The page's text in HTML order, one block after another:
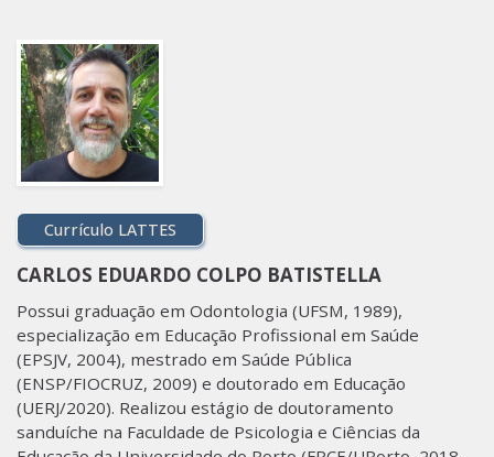
Currículo LATTES
CARLOS EDUARDO COLPO BATISTELLA
Possui graduação em Odontologia (UFSM, 1989),
especialização em Educação Profissional em Saúde
(EPSJV, 2004), mestrado em Saúde Pública
(ENSP/FIOCRUZ, 2009) e doutorado em Educação
(UERJ/2020). Realizou estágio de doutoramento
sanduíche na Faculdade de Psicologia e Ciências da